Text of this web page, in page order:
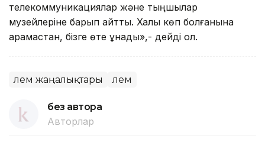
телекоммуникациялар және тыңшылар
музейлеріне барып қайттық. Халық көп болғанына
қарамастан, бізге өте ұнады»,- дейді ол.
Әлем жаңалықтары Әлем
без автора
Авторлар